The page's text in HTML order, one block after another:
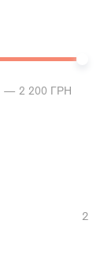
— 2 200 ГРН
2